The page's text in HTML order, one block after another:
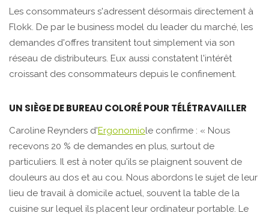
Les consommateurs s'adressent désormais directement à
Flokk. De par le business model du leader du marché, les
demandes d'offres transitent tout simplement via son
réseau de distributeurs. Eux aussi constatent l'intérêt
croissant des consommateurs depuis le confinement.
UN SIÈGE DE BUREAU COLORÉ POUR TÉLÉTRAVAILLER
Caroline Reynders d'Ergonomiole confirme : « Nous
recevons 20 % de demandes en plus, surtout de
particuliers. Il est à noter qu'ils se plaignent souvent de
douleurs au dos et au cou. Nous abordons le sujet de leur
lieu de travail à domicile actuel, souvent la table de la
cuisine sur lequel ils placent leur ordinateur portable. Le